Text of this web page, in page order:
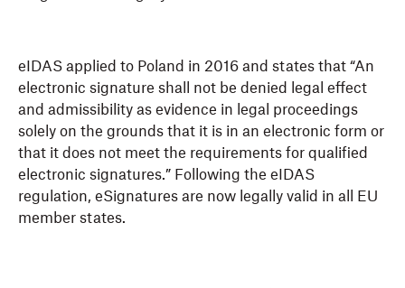
eIDAS applied to Poland in 2016 and states that “An
electronic signature shall not be denied legal effect
and admissibility as evidence in legal proceedings
solely on the grounds that it is in an electronic form or
that it does not meet the requirements for qualified
electronic signatures.” Following the eIDAS
regulation, eSignatures are now legally valid in all EU
member states.